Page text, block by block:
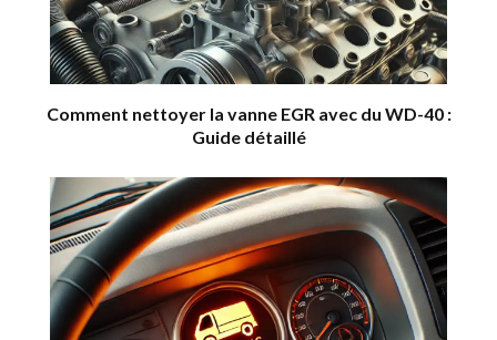
Comment nettoyer la vanne EGR avec du WD-40 :
Guide détaillé